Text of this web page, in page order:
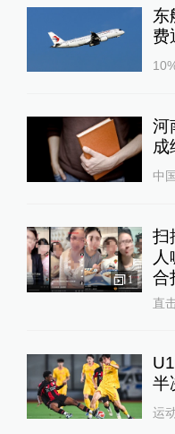
东
费
河
成
中
1
扫
合
直
半
运